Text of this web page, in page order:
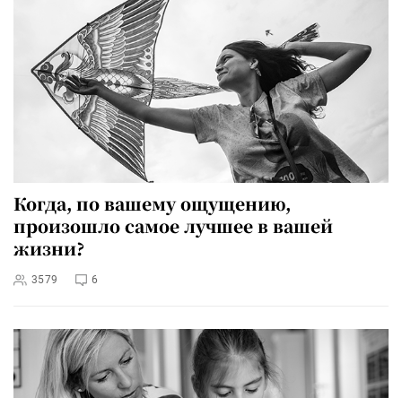
Когда, по вашему ощущению,
произошло самое лучшее в вашей
жизни?
3579 6